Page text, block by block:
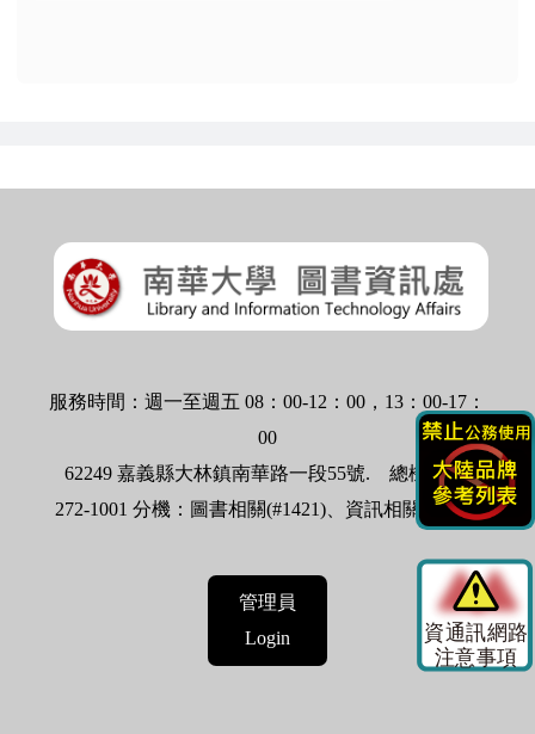
服務時間：週一至週五 08：00-12：00，13：00-17：
00
62249 嘉義縣大林鎮南華路一段55號.
總機：05-
272-1001 分機：圖書相關(#1421)、資訊相關(#1524)
管理員
Login